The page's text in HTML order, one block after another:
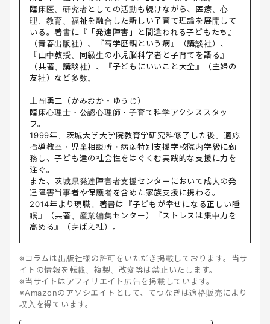
臨床医、研究者としての活動も続けながら、医療、心
理、教育、福祉を融合した新しい子育て理論を展開して
いる。著書に『「発達障害」と間違われる子どもたち』
（青春出版社）、『高学歴親という病』（講談社）、
『山中教授、同級生の小児脳科学者と子育てを語る』
（共著、講談社）、『子どもにいいこと大全』（主婦の
友社）など多数。
上岡勇二（かみおか・ゆうじ）
臨床心理士・公認心理師・子育て科学アクシススタッ
フ。
1999年、茨城大学大学院教育学研究科修了した後、適応
指導教室・児童相談所・病弱特別支援学校院内学級に勤
務し、子ども達の社会性をはぐくむ実践的な支援に力を
注ぐ。
また、茨城県発達障害者支援センターにおいて成人の発
達障害当事者や保護者を含めた家族支援に携わる。
2014年より現職。著書は『子どもが幸せになる正しい睡
眠』（共著、産業編集センター）『ストレスは集中力を
高める』（芽ばえ社）。
※コラムは出版社様の許可をいただき掲載しております。当サ
イトの情報を転載、複製、改変等は禁止いたします。
※当サイトはアフィリエイト広告を掲載しています。
※Amazonのアソシエイトとして、てつなぎは適格販売により
収入を得ています。